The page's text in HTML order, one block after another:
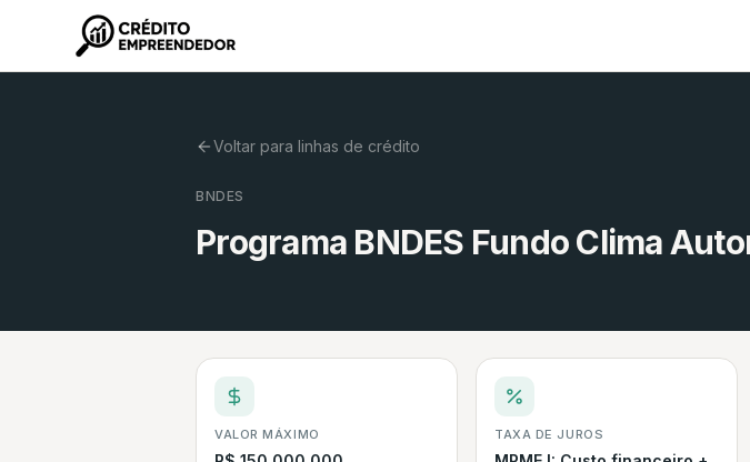
Voltar para linhas de crédito
BNDES
Programa BNDES Fundo Clima
VALOR MÁXIMO TAXA DE JUROS